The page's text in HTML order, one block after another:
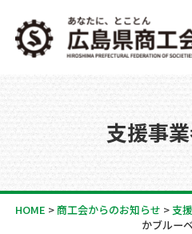
支援事
HOME >商工会からのお知らせ > 支
かブルー